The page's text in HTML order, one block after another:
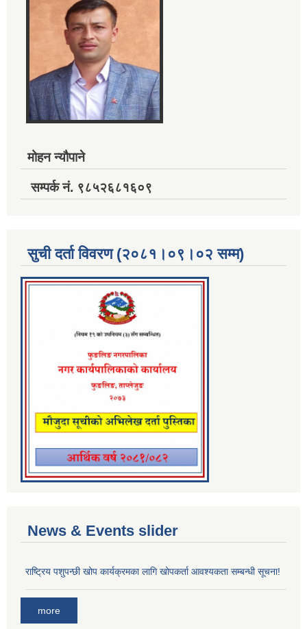
मोहन न्यौपाने
सम्पर्क नं. ९८५२६८१६०९
सुची दर्ता विवरण (२०८१।०९।०२ सम्म)
News & Events slider
राष्ट्रिय पशुपन्छी खोप कार्यक्रमका लागि खोपकर्ता आवश्यकता सम्बन्धी सूचना!
more